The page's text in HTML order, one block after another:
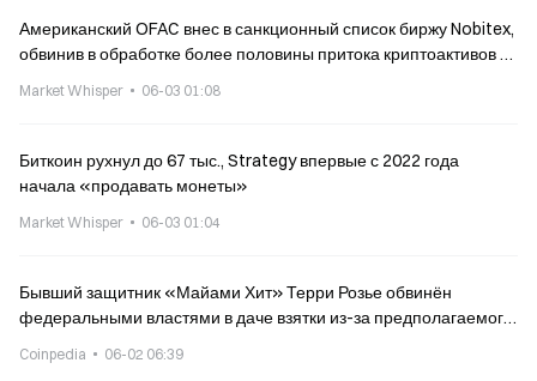
Американский OFAC внес в санкционный список биржу Nobitex,
обвинив в обработке более половины притока криптоактивов из
Market Whisper 06-03 01:08
Биткоин рухнул до 67 тыс., Strategy впервые с 2022 года
начала «продавать монеты»
Market Whisper 06-03 01:04
Бывший защитник «Майами Хит» Терри Розье обвинён
федеральными властями в даче взятки из-за предполагаемого
Coinpedia 06-02 06:39